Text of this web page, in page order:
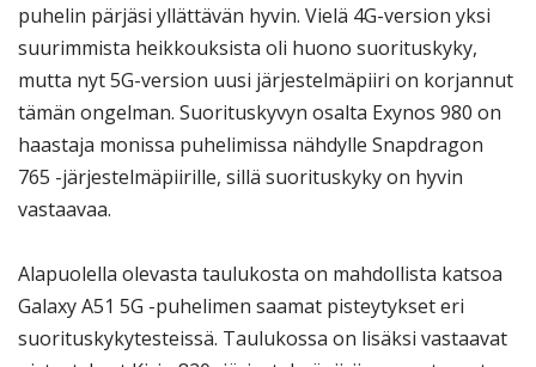
puhelin pärjäsi yllättävän hyvin. Vielä 4G-version yksi
suurimmista heikkouksista oli huono suorituskyky,
mutta nyt 5G-version uusi järjestelmäpiiri on korjannut
tämän ongelman. Suorituskyvyn osalta Exynos 980 on
haastaja monissa puhelimissa nähdylle Snapdragon
765 -järjestelmäpiirille, sillä suorituskyky on hyvin
vastaavaa.
Alapuolella olevasta taulukosta on mahdollista katsoa
Galaxy A51 5G -puhelimen saamat pisteytykset eri
suorituskykytesteissä. Taulukossa on lisäksi vastaavat